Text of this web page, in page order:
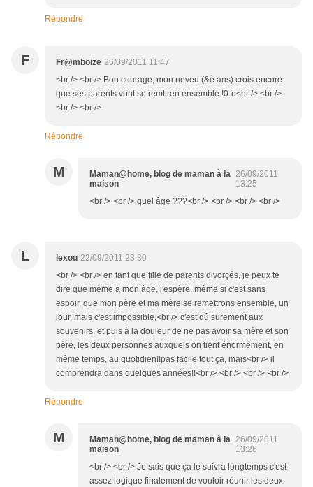
Répondre
F Fr@mboize 26/09/2011 11:47
<br /> <br /> Bon courage, mon neveu (&è ans) crois encore
que ses parents vont se remttren ensemble !0-o<br /> <br />
<br /> <br />
Répondre
M
Maman@home, blog de maman à la
maison
26/09/2011
13:25
<br /> <br /> quel âge ???<br /> <br /> <br /> <br />
L lexou 22/09/2011 23:30
<br /> <br /> en tant que fille de parents divorçés, je peux te
dire que même à mon âge, j'espère, même si c'est sans
espoir, que mon père et ma mère se remettrons ensemble, un
jour, mais c'est impossible,<br /> c'est dû surement aux
souvenirs, et puis à la douleur de ne pas avoir sa mère et son
père, les deux personnes auxquels on tient énormément, en
même temps, au quotidien!!pas facile tout ça, mais<br /> il
comprendra dans quelques années!!<br /> <br /> <br /> <br />
Répondre
M
Maman@home, blog de maman à la
maison
26/09/2011
13:26
<br /> <br /> Je sais que ça le suivra longtemps c'est
assez logique finalement de vouloir réunir les deux